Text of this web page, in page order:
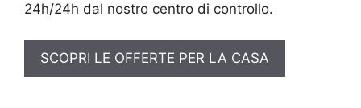
24h/24h dal nostro centro di controllo.
SCOPRI LE OFFERTE PER LA CASA